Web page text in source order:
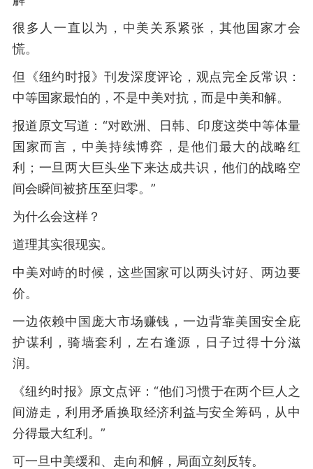
很多人一直以为，中美关系紧张，其他国家才会
慌。
但《纽约时报》刊发深度评论，观点完全反常识：
中等国家最怕的，不是中美对抗，而是中美和解。
报道原文写道：“对欧洲、日韩、印度这类中等体量
国家而言，中美持续博弈，是他们最大的战略红
利；一旦两大巨头坐下来达成共识，他们的战略空
间会瞬间被挤压至归零。”
为什么会这样？
道理其实很现实。
中美对峙的时候，这些国家可以两头讨好、两边要
价。
一边依赖中国庞大市场赚钱，一边背靠美国安全庇
护谋利，骑墙套利，左右逢源，日子过得十分滋
润。
《纽约时报》原文点评：“他们习惯于在两个巨人之
间游走，利用矛盾换取经济利益与安全筹码，从中
分得最大红利。”
可一旦中美缓和、走向和解，局面立刻反转。